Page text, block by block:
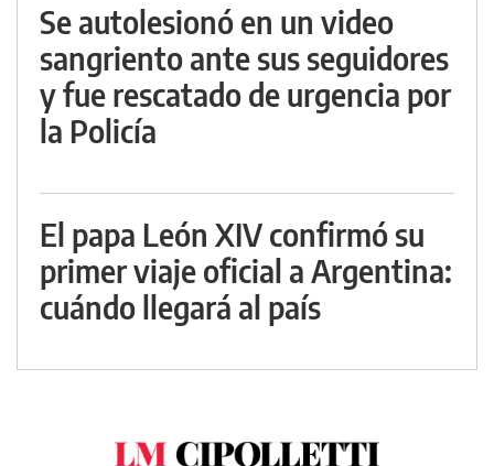
Se autolesionó en un video
sangriento ante sus seguidores
y fue rescatado de urgencia por
la Policía
El papa León XIV confirmó su
primer viaje oficial a Argentina:
cuándo llegará al país